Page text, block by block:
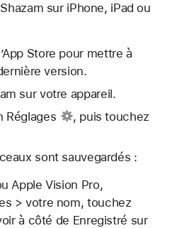
sur iPhone, iPad ou
Store pour mettre à
version.
sur votre appareil.
Réglages
, puis touchez
sont sauvegardés :
Apple Vision Pro,
> votre nom, touchez
à côté de Enregistré sur